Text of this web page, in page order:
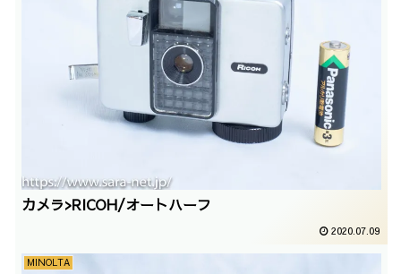
カメラ>RICOH/オートハーフ
2020.07.09
MINOLTA